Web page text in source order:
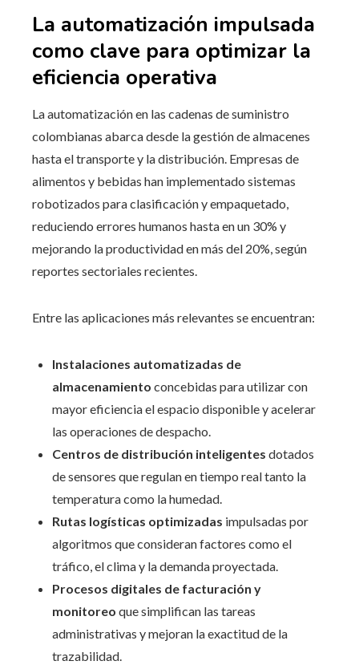
La automatización impulsada
como clave para optimizar la
eficiencia operativa
La automatización en las cadenas de suministro
colombianas abarca desde la gestión de almacenes
hasta el transporte y la distribución. Empresas de
alimentos y bebidas han implementado sistemas
robotizados para clasificación y empaquetado,
reduciendo errores humanos hasta en un 30% y
mejorando la productividad en más del 20%, según
reportes sectoriales recientes.
Entre las aplicaciones más relevantes se encuentran:
Instalaciones automatizadas de
almacenamiento concebidas para utilizar con
mayor eficiencia el espacio disponible y acelerar
las operaciones de despacho.
Centros de distribución inteligentes dotados
de sensores que regulan en tiempo real tanto la
temperatura como la humedad.
Rutas logísticas optimizadas impulsadas por
algoritmos que consideran factores como el
tráfico, el clima y la demanda proyectada.
Procesos digitales de facturación y
monitoreo que simplifican las tareas
administrativas y mejoran la exactitud de la
trazabilidad.